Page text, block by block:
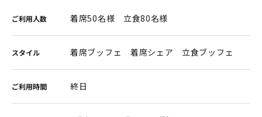
ご利用人数 着席50名様 立食80名様
スタイル 着席ブッフェ 着席シェア 立食ブッフェ
ご利用時間 終日